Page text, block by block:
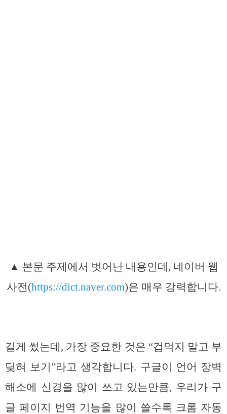
▲ 본문 주제에서 벗어난 내용인데, 네이버 웹
사전(https://dict.naver.com)은 매우 강력합니다.
길게 썼는데, 가장 중요한 것은 “겁먹지 말고 부
딪혀 보기”라고 생각합니다. 구글이 언어 장벽
해소에 신경을 많이 쓰고 있는만큼, 우리가 구
글 페이지 번역 기능을 많이 쓸수록 크롬 자동